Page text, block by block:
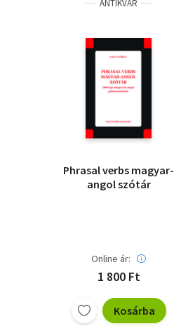
ANTIKVÁR
Phrasal verbs magyar-
angol szótár
Online ár:
1 800 Ft
Kosárba